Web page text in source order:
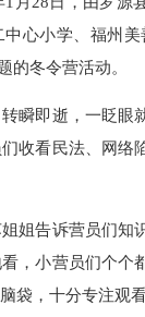
心小学、福州
的冬令营活动。
瞬即逝，一眨眼
收看民法、网络
姐告诉营员们知
，小营员们个个
袋， 十分专注观